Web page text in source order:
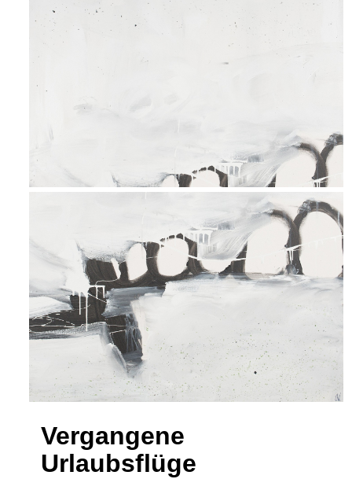
Vergangene
Urlaubsflüge